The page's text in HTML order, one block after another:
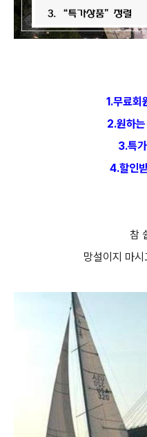
1.무료회
2.원하
3.특
4.할인
참
망설이지 마